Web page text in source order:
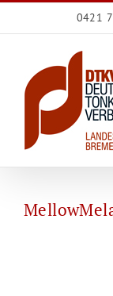
0421